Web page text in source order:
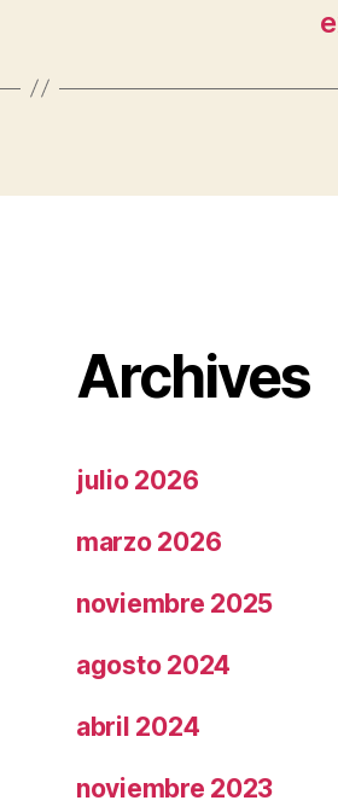
Archives
julio 2026
marzo 2026
noviembre 2025
agosto 2024
abril 2024
noviembre 2023